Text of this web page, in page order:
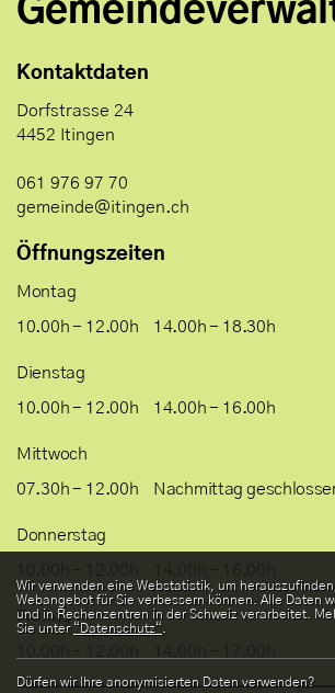
Kontaktdaten
Dorfstrasse 24
4452 Itingen
061 976 97 70
gemeinde@itingen.ch
Öffnungszeiten
Montag
10.00h - 12.00h
14.00h - 18.30h
Dienstag
10.00h - 12.00h
14.00h - 16.00h
Mittwoch
07.30h - 12.00h
Nachmittag
Donnerstag
Freitag
Webstatistik
Wir verwenden eine Webstatistik, um
Webangebot für Sie verbessern können. Alle Daten
und in Rechenzentren in der Schweiz verarbeitet.
Sie unter “Datenschutz“
Dürfen wir Ihre anonymisierten Daten verwenden?